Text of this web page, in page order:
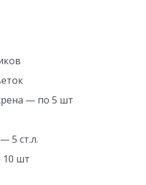
— по 5 шт
5 ст.л.
шт